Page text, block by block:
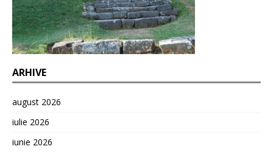
ARHIVE
august 2026
iulie 2026
iunie 2026